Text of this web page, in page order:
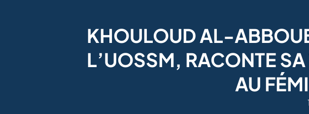
KHOULOUD AL-
L’UOSSM, RACONTE
AU